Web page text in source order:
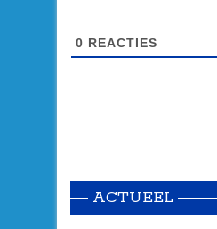
0 REACTIES
ACTUEEL